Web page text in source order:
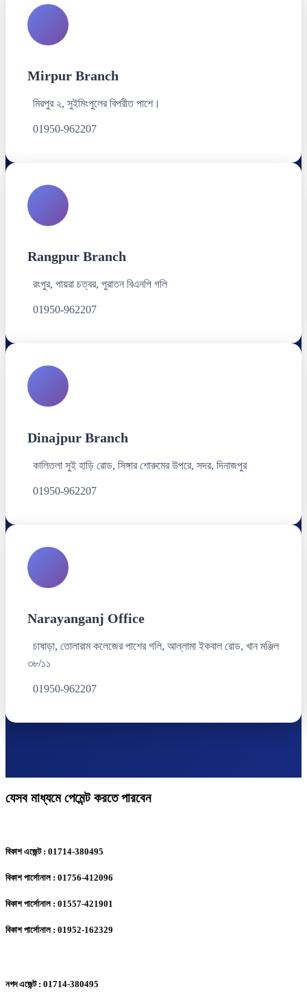
Mirpur Branch
মিরপুর ২, সুইমিংপুলের বিপরীত পাশে।
01950-962207
Rangpur Branch
রংপুর, পায়রা চত্বর, পুরাতন বিএনপি গলি
01950-962207
Dinajpur Branch
কালিতলা সুই হাড়ি রোড, সিঙ্গার শোরুমের উপরে, সদর, দিনাজপুর
01950-962207
Narayanganj Office
চাষাড়া, তোলারাম কলেজের পাশের গলি, আল্লামা ইকবাল রোড, খান মঞ্জিল
৩৮/১১
01950-962207
যেসব মাধ্যমে পেমেন্ট করতে পারবেন
বিকাশ এজেন্ট : 01714-380495
বিকাশ পার্সোনাল : 01756-412096
বিকাশ পার্সোনাল : 01557-421901
বিকাশ পার্সোনাল : 01952-162329
নগদ এজেন্ট : 01714-380495